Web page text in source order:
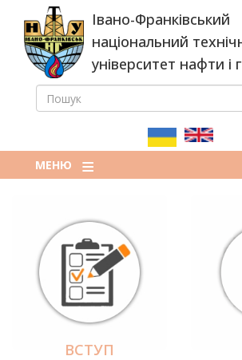
основного
вмісту
Івано-Франківський
національний
університет нафти і
ПОШУКОВА
ПОШУК
МЕНЮ
ВСТУП